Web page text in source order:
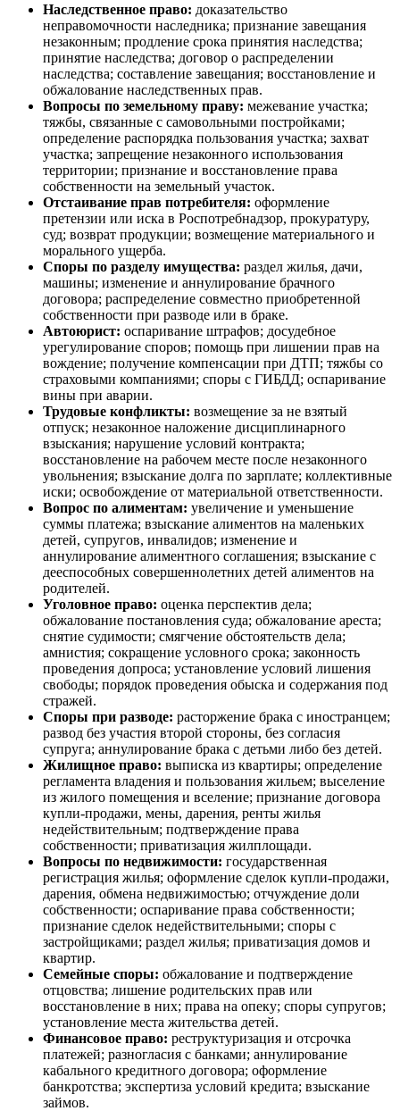
Наследственное право: доказательство
неправомочности наследника; признание завещания
незаконным; продление срока принятия наследства;
принятие наследства; договор о распределении
наследства; составление завещания; восстановление и
обжалование наследственных прав.
Вопросы по земельному праву: межевание участка;
тяжбы, связанные с самовольными постройками;
определение распорядка пользования участка; захват
участка; запрещение незаконного использования
территории; признание и восстановление права
собственности на земельный участок.
Отстаивание прав потребителя: оформление
претензии или иска в Роспотребнадзор, прокуратуру,
суд; возврат продукции; возмещение материального и
морального ущерба.
Споры по разделу имущества: раздел жилья, дачи,
машины; изменение и аннулирование брачного
договора; распределение совместно приобретенной
собственности при разводе или в браке.
Автоюрист: оспаривание штрафов; досудебное
урегулирование споров; помощь при лишении прав на
вождение; получение компенсации при ДТП; тяжбы со
страховыми компаниями; споры с ГИБДД; оспаривание
вины при аварии.
Трудовые конфликты: возмещение за не взятый
отпуск; незаконное наложение дисциплинарного
взыскания; нарушение условий контракта;
восстановление на рабочем месте после незаконного
увольнения; взыскание долга по зарплате; коллективные
иски; освобождение от материальной ответственности.
Вопрос по алиментам: увеличение и уменьшение
суммы платежа; взыскание алиментов на маленьких
детей, супругов, инвалидов; изменение и
аннулирование алиментного соглашения; взыскание с
дееспособных совершеннолетних детей алиментов на
родителей.
Уголовное право: оценка перспектив дела;
обжалование постановления суда; обжалование ареста;
снятие судимости; смягчение обстоятельств дела;
амнистия; сокращение условного срока; законность
проведения допроса; установление условий лишения
свободы; порядок проведения обыска и содержания под
стражей.
Споры при разводе: расторжение брака с иностранцем;
развод без участия второй стороны, без согласия
супруга; аннулирование брака с детьми либо без детей.
Жилищное право: выписка из квартиры; определение
регламента владения и пользования жильем; выселение
из жилого помещения и вселение; признание договора
купли-продажи, мены, дарения, ренты жилья
недействительным; подтверждение права
собственности; приватизация жилплощади.
Вопросы по недвижимости: государственная
регистрация жилья; оформление сделок купли-продажи,
дарения, обмена недвижимостью; отчуждение доли
собственности; оспаривание права собственности;
признание сделок недействительными; споры с
застройщиками; раздел жилья; приватизация домов и
квартир.
Семейные споры: обжалование и подтверждение
отцовства; лишение родительских прав или
восстановление в них; права на опеку; споры супругов;
установление места жительства детей.
Финансовое право: реструктуризация и отсрочка
платежей; разногласия с банками; аннулирование
кабального кредитного договора; оформление
банкротства; экспертиза условий кредита; взыскание
займов.